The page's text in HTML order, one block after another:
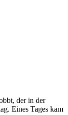
der in der
Eines Tages kam